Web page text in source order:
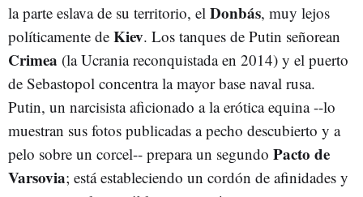
la parte eslava de su territorio, el Donbás, muy lejos
políticamente de Kiev. Los tanques de Putin señorean
Crimea (la Ucrania reconquistada en 2014) y el puerto
de Sebastopol concentra la mayor base naval rusa.
Putin, un narcisista aficionado a la erótica equina --lo
muestran sus fotos publicadas a pecho descubierto y a
pelo sobre un corcel-- prepara un segundo Pacto de
Varsovia; está estableciendo un cordón de afinidades y